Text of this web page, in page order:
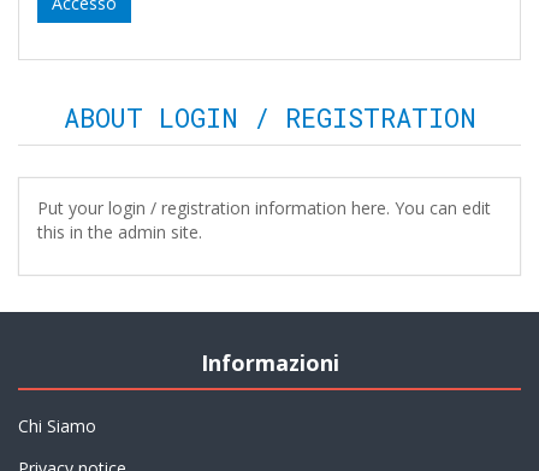
ABOUT LOGIN / REGISTRATION
Put your login / registration information here. You can edit
this in the admin site.
Informazioni
Chi Siamo